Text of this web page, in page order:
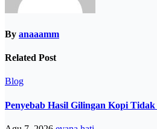
By anaaamm
Related Post
Blog
Penyebab Hasil Gilingan Kopi Tidak